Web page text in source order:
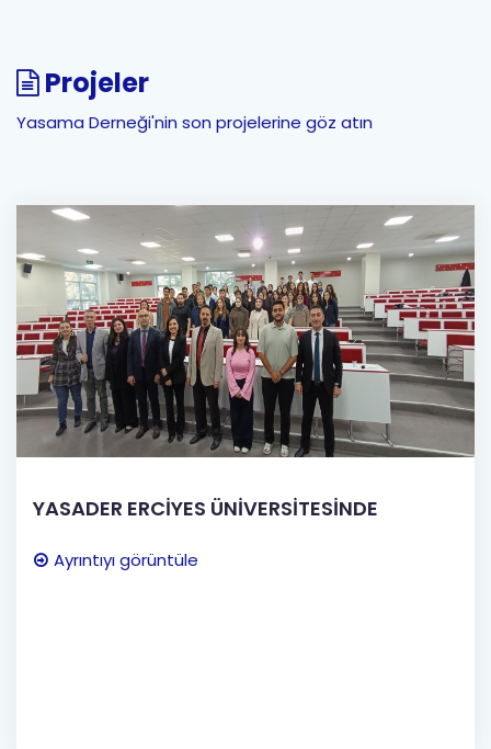
Projeler
Yasama Derneği'nin son projelerine göz atın
YASADER ERCİYES ÜNİVERSİTESİNDE
Ayrıntıyı görüntüle